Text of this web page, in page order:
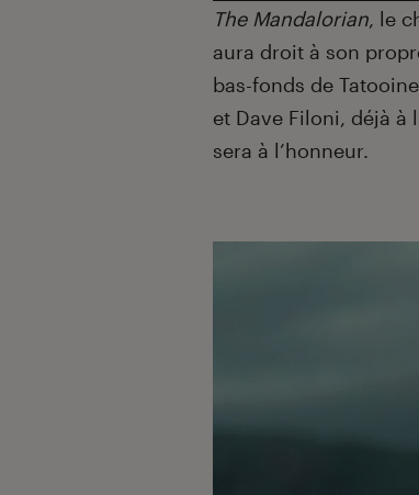
The Mandalorian, le
aura droit à son
bas-fonds de
et Dave Filoni, déjà à
sera à l’honneur.